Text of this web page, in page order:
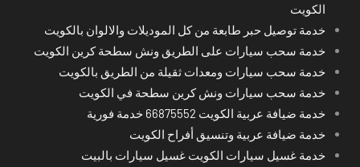
الكويت
خدمة توصيل حبر طابعة من كل الموديلات والالوان بالكويت
خدمة سحب سيارات على الطريق ونش سطحة كرين الكويت
خدمة سحب سيارات ومعدات ثقيلة من الطريق بالكويت
خدمة سحب سيارات ونش كرين سطحة في الكويت
خدمة ضيافة عربية الكويت 66875552 خدمة فورية
خدمة ضيافة عربية وتنسيق أفراح الكويت
خدمة غسيل سيارات الكويت غسيل سيارات بالبيت